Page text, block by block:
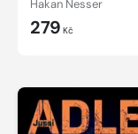
Hakan Nesser
279 Kč